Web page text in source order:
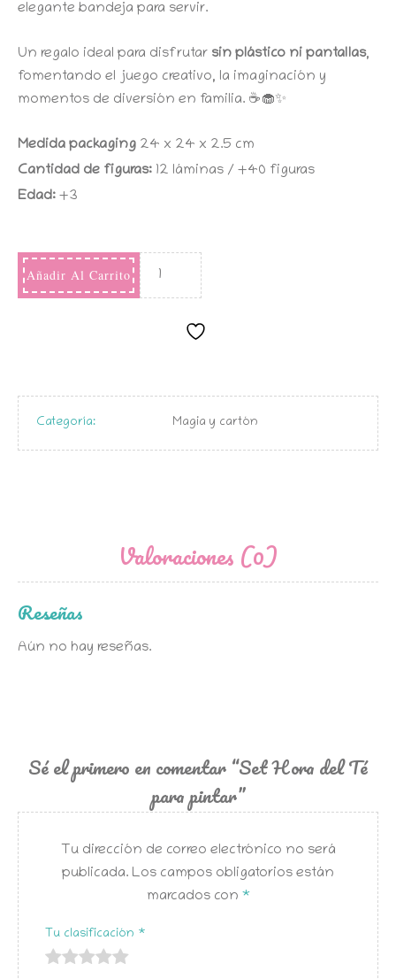
elegante bandeja para servir.
Un regalo ideal para disfrutar sin plástico ni pantallas,
fomentando el juego creativo, la imaginación y
momentos de diversión en familia. ☕🧁✨
Medida packaging 24 x 24 x 2.5 cm
Cantidad de figuras: 12 láminas / +40 figuras
Edad: +3
Añadir Al Carrito
Categoría: Magia y cartón
Valoraciones (0)
Reseñas
Aún no hay reseñas.
Sé el primero en comentar “Set Hora del Té
para pintar”
Tu dirección de correo electrónico no será
publicada. Los campos obligatorios están
marcados con *
Tu clasificación *